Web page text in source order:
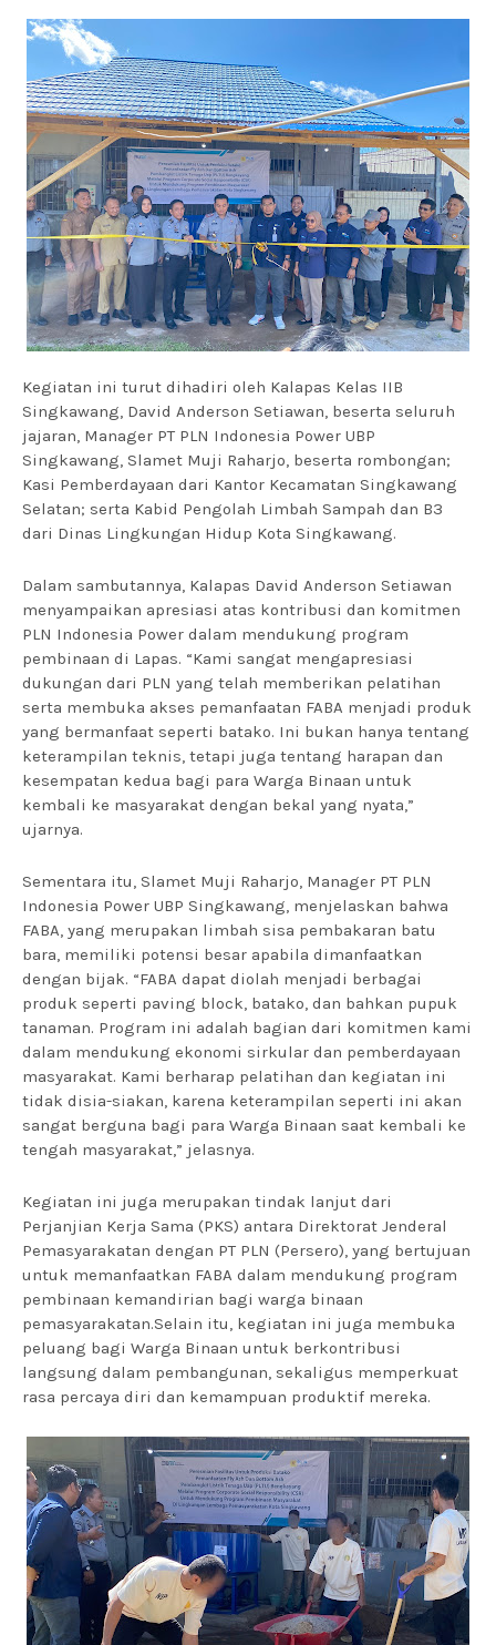
Kegiatan ini turut dihadiri oleh Kalapas Kelas IIB
Singkawang, David Anderson Setiawan, beserta seluruh
jajaran, Manager PT PLN Indonesia Power UBP
Singkawang, Slamet Muji Raharjo, beserta rombongan;
Kasi Pemberdayaan dari Kantor Kecamatan Singkawang
Selatan; serta Kabid Pengolah Limbah Sampah dan B3
dari Dinas Lingkungan Hidup Kota Singkawang.
Dalam sambutannya, Kalapas David Anderson Setiawan
menyampaikan apresiasi atas kontribusi dan komitmen
PLN Indonesia Power dalam mendukung program
pembinaan di Lapas. “Kami sangat mengapresiasi
dukungan dari PLN yang telah memberikan pelatihan
serta membuka akses pemanfaatan FABA menjadi produk
yang bermanfaat seperti batako. Ini bukan hanya tentang
keterampilan teknis, tetapi juga tentang harapan dan
kesempatan kedua bagi para Warga Binaan untuk
kembali ke masyarakat dengan bekal yang nyata,”
ujarnya.
Sementara itu, Slamet Muji Raharjo, Manager PT PLN
Indonesia Power UBP Singkawang, menjelaskan bahwa
FABA, yang merupakan limbah sisa pembakaran batu
bara, memiliki potensi besar apabila dimanfaatkan
dengan bijak. “FABA dapat diolah menjadi berbagai
produk seperti paving block, batako, dan bahkan pupuk
tanaman. Program ini adalah bagian dari komitmen kami
dalam mendukung ekonomi sirkular dan pemberdayaan
masyarakat. Kami berharap pelatihan dan kegiatan ini
tidak disia-siakan, karena keterampilan seperti ini akan
sangat berguna bagi para Warga Binaan saat kembali ke
tengah masyarakat,” jelasnya.
Kegiatan ini juga merupakan tindak lanjut dari
Perjanjian Kerja Sama (PKS) antara Direktorat Jenderal
Pemasyarakatan dengan PT PLN (Persero), yang bertujuan
untuk memanfaatkan FABA dalam mendukung program
pembinaan kemandirian bagi warga binaan
pemasyarakatan.Selain itu, kegiatan ini juga membuka
peluang bagi Warga Binaan untuk berkontribusi
langsung dalam pembangunan, sekaligus memperkuat
rasa percaya diri dan kemampuan produktif mereka.